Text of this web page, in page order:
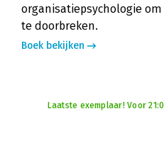
organisatiepsychologie
te doorbreken.
Boek bekijken
Laatste exemplaar! Voor